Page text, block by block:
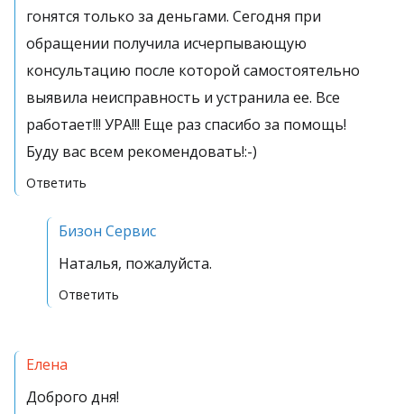
гонятся только за деньгами. Сегодня при
обращении получила исчерпывающую
консультацию после которой самостоятельно
выявила неисправность и устранила ее. Все
работает!!! УРА!!! Еще раз спасибо за помощь!
Буду вас всем рекомендовать!:-)
Ответить
Бизон Сервис
Наталья, пожалуйста.
Ответить
Елена
Доброго дня!